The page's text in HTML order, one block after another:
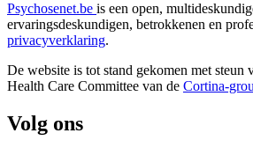
Psychosenet.be is een open,
ervaringsdeskundigen, betrokkenen en
privacyverklaring.
De website is tot stand gekomen met steun
Health Care Committee van de Cortina-
Volg ons